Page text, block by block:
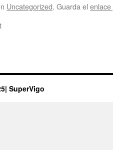
Uncategorized. Guarda el
SuperVigo